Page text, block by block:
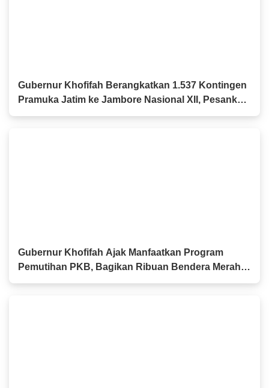
Gubernur Khofifah Berangkatkan 1.537 Kontingen
Pramuka Jatim ke Jambore Nasional XII, Pesankan
Semangat Persaudaraan
Gubernur Khofifah Ajak Manfaatkan Program
Pemutihan PKB, Bagikan Ribuan Bendera Merah
Putih dan Sembako kepada Ojol Malang